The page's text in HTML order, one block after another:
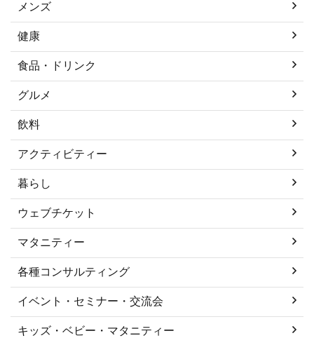
メンズ
健康
食品・ドリンク
グルメ
飲料
アクティビティー
暮らし
ウェブチケット
マタニティー
各種コンサルティング
イベント・セミナー・交流会
キッズ・ベビー・マタニティー